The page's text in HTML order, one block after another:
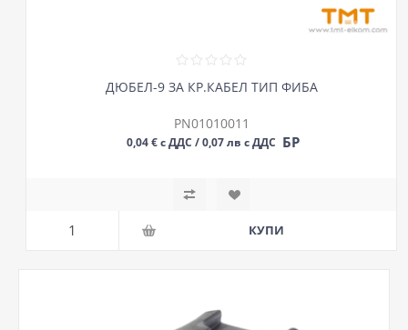
ДЮБЕЛ-9 ЗА КР.КАБЕЛ ТИП ФИБА
PN01010011
0,04 € с ДДС / 0,07 лв с ДДС БР